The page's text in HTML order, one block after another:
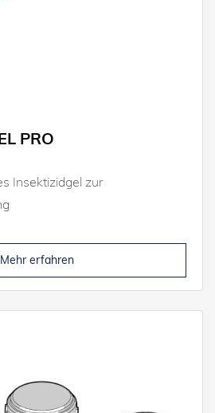
PRO
Insektizidgel zur
Mehr erfahren